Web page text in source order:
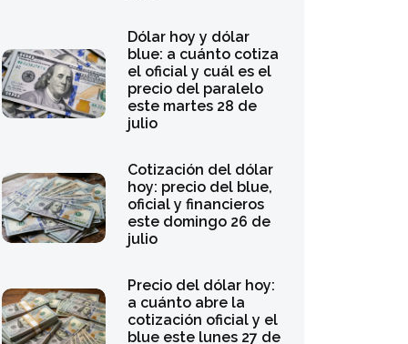
Dólar hoy y dólar
blue: a cuánto cotiza
el oficial y cuál es el
precio del paralelo
este martes 28 de
julio
Cotización del dólar
hoy: precio del blue,
oficial y financieros
este domingo 26 de
julio
Precio del dólar hoy:
a cuánto abre la
cotización oficial y el
blue este lunes 27 de